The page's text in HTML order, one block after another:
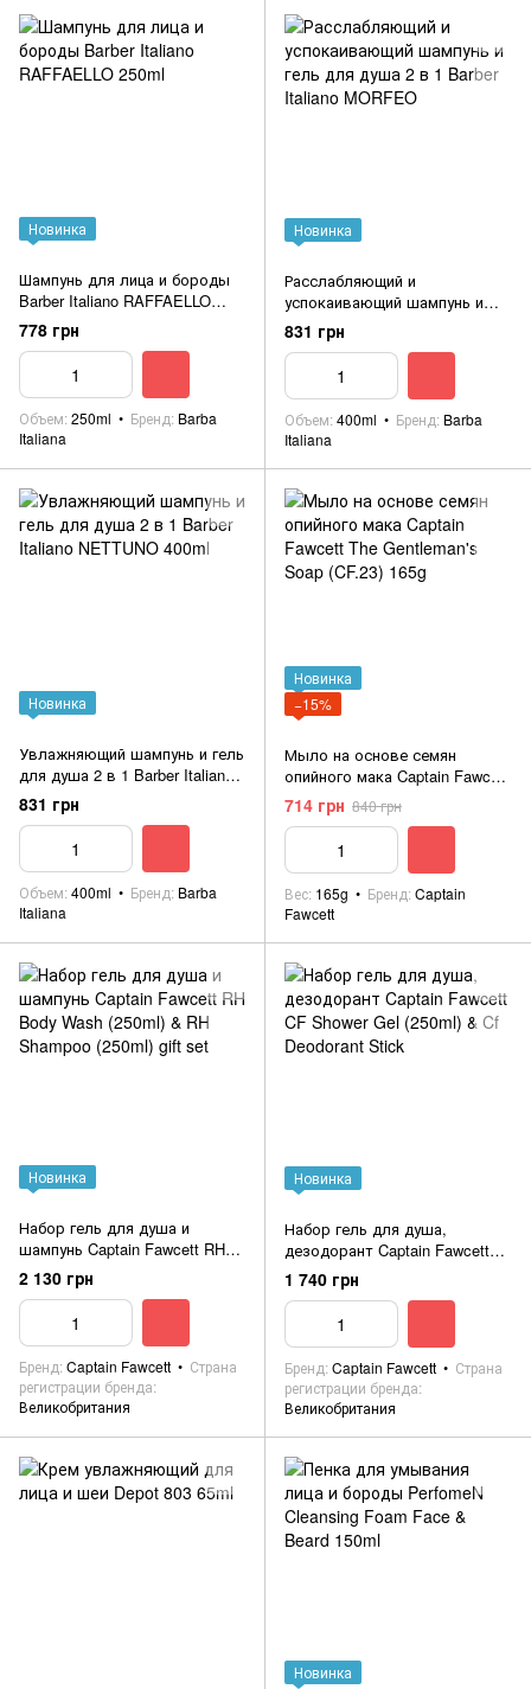
Новинка
Шампунь для лица и бороды
Barber Italiano RAFFAELLO
250ml
778 грн
Объем 250ml Бренд Barba
Italiana
Новинка
Расслабляющий и
успокаивающий шампунь и
гель для душа 2 в 1 Barber
Italiano MORFEO
831 грн
Объем 400ml Бренд Barba
Italiana
Новинка
Увлажняющий шампунь и гель
для душа 2 в 1 Barber Italiano
NETTUNO 400ml
831 грн
Объем 400ml Бренд Barba
Italiana
Новинка
−15%
Мыло на основе семян
опийного мака Captain Fawcett
The Gentleman's Soap (CF.23)
165g
714 грн 840 грн
Вес 165g Бренд Captain
Fawcett
Новинка
Набор гель для душа и
шампунь Captain Fawcett RH
Body Wash (250ml) & RH
Shampoo (250ml) gift set
2 130 грн
Бренд Captain Fawcett
Страна
регистрации бренда
Великобритания
Новинка
Набор гель для душа,
дезодорант Captain Fawcett
CF Shower Gel (250ml) & Cf
Deodorant Stick
1 740 грн
Бренд Captain Fawcett
Страна
регистрации бренда
Великобритания
Новинка